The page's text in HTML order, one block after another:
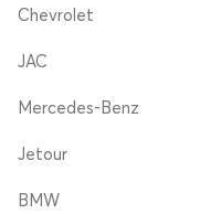
Chevrolet
JAC
Mercedes-Benz
Jetour
BMW